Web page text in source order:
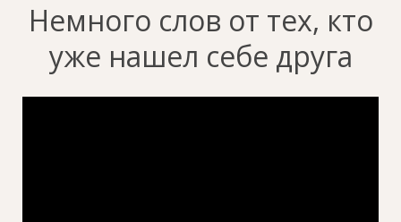
Немного слов от тех, кто
уже нашел себе друга